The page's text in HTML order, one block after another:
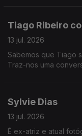
Tiago Ribeiro
13 jul. 2026
Sabemos que Tiago
Traz-nos uma
Sylvie Dias
13 jul. 2026
É ex-atriz e atual